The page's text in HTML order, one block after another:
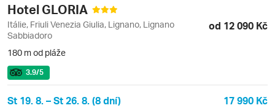
Hotel GLORIA
Itálie, Friuli Venezia Giulia, Lignano, Lignano
Sabbiadoro
od 12 090 Kč
180 m od pláže
3.9/5
St 19. 8. – St 26. 8. (8 dní) 17 990 Kč